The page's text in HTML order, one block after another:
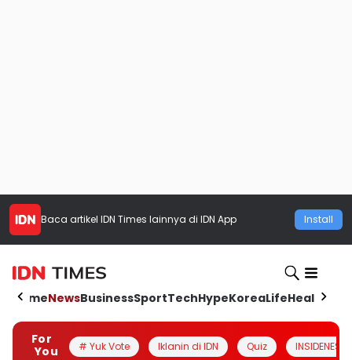
Baca artikel IDN Times lainnya di IDN App Install
HomeNewsBusinessSportTechHypeKoreaLifeHealth
For
You
# Yuk Vote Iklanin di IDN Quiz INSIDENESIA